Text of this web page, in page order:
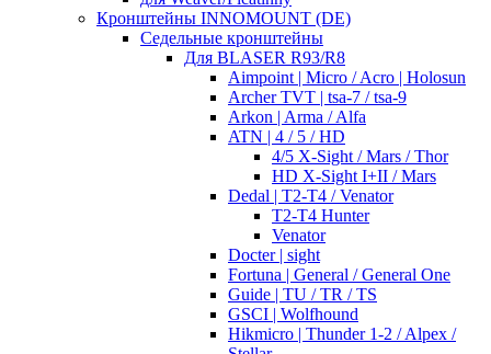
Кронштейны INNOMOUNT (DE)
Седельные кронштейны
Для BLASER R93/R8
Aimpoint | Micro / Acro | Holosun
Archer TVT | tsa-7 / tsa-9
Arkon | Arma / Alfa
ATN | 4 / 5 / HD
4/5 X-Sight / Mars / Thor
HD X-Sight I+II / Mars
Dedal | T2-T4 / Venator
T2-T4 Hunter
Venator
Docter | sight
Fortuna | General / General One
Guide | TU / TR / TS
GSCI | Wolfhound
Hikmicro | Thunder 1-2 / Alpex /